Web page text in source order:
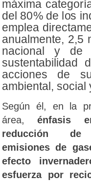
máxima
del 80% de los
emplea
anualmente, 2,5
nacional y de
sustentabilidad
acciones de
ambiental, social
Según él, en la
área,énfasis
reducción
emisiones de
efecto
esfuerza por